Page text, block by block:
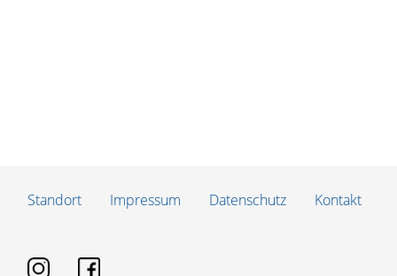
Standort Impressum Datenschutz Kontakt